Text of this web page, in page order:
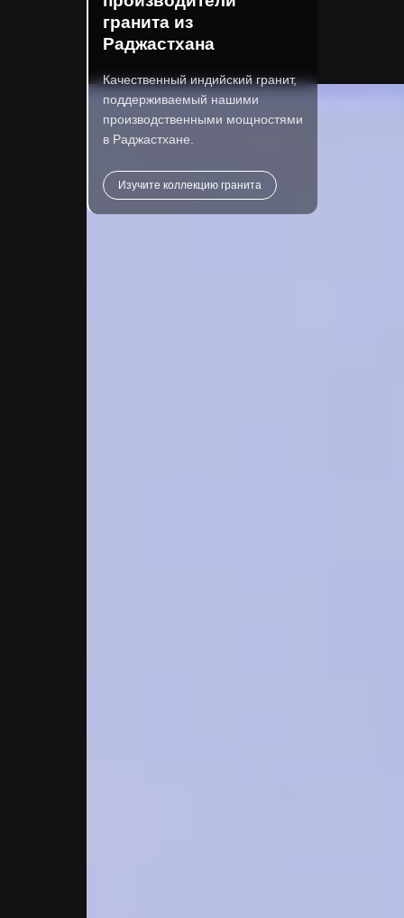
гранита из
Раджастхана
Качественный индийский гранит,
поддерживаемый нашими
производственными мощностями
в Раджастхане.
Изучите коллекцию гранита